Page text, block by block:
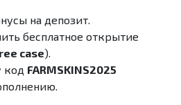
на депозит.
бесплатное открытие
case).
код FARMSKINS2025